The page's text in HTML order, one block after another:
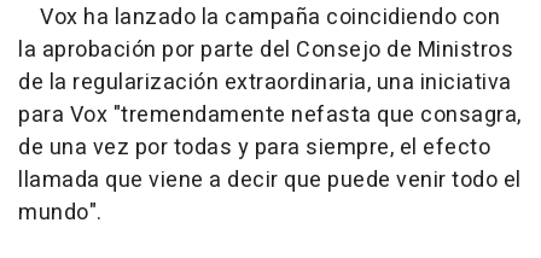
Vox ha lanzado la campaña coincidiendo con
la aprobación por parte del Consejo de Ministros
de la regularización extraordinaria, una iniciativa
para Vox "tremendamente nefasta que consagra,
de una vez por todas y para siempre, el efecto
llamada que viene a decir que puede venir todo el
mundo".